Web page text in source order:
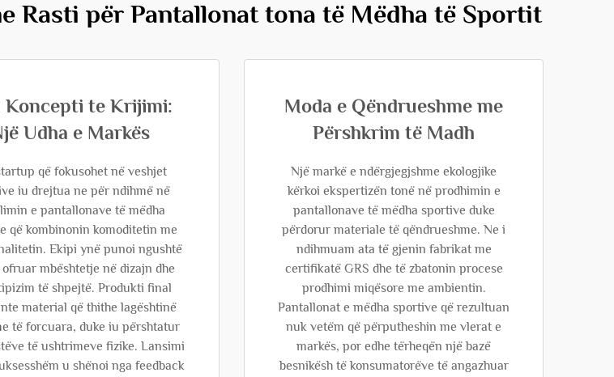
Rasti për Pantallonat tona të Mëdha të Sportit
Koncepti te Krijimi:
Udha e Markës
që fokusohet në veshjet
iu drejtua ne për ndihmë në
e pantallonave të mëdha
që kombinonin komoditetin me
Ekipi ynë punoi ngushtë
mbështetje në dizajn dhe
të shpejtë. Produkti final
material që thithe lagështinë
të forcuara, duke iu përshtatur
të ushtrimeve fizike. Lansimi
u shënoi nga feedback
Moda e Qëndrueshme me
Përshkrim të Madh
Një markë e ndërgjegjshme ekologjike
kërkoi ekspertizën tonë në prodhimin e
pantallonave të mëdha sportive duke
përdorur materiale të qëndrueshme. Ne i
ndihmuam ata të gjenin fabrikat me
certifikatë GRS dhe të zbatonin procese
prodhimi miqësore me ambientin.
Pantallonat e mëdha sportive që rezultuan
nuk vetëm që përputheshin me vlerat e
markës, por edhe tërheqën një bazë
besnikësh të konsumatorëve të angazhuar